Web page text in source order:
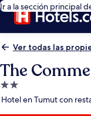
Ir a la sección principal
Ver todas las
The
Propiedad
de
Hotel en Tumut con